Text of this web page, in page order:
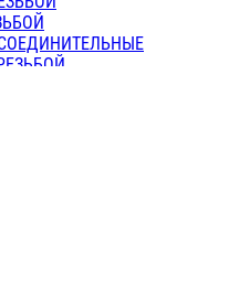
СОЕДИНИТЕЛЬНЫЕ